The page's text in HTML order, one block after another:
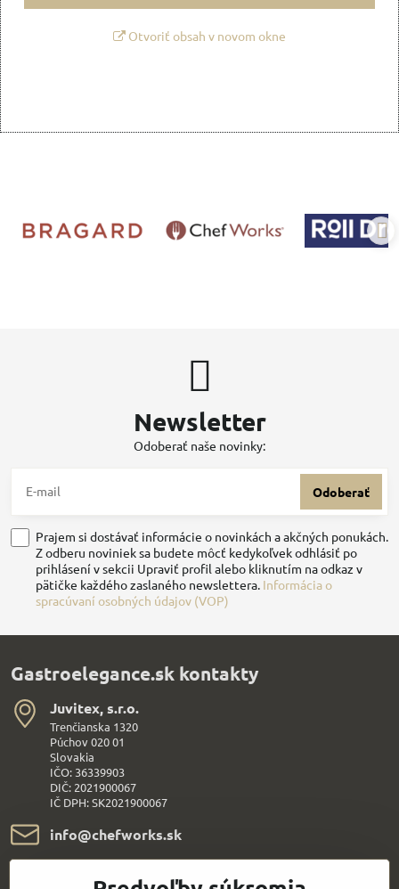
Otvoriť obsah v novom okne
Newsletter
Odoberať naše novinky:
Odoberať
Prajem si dostávať informácie o novinkách a akčných ponukách.
Z odberu noviniek sa budete môcť kedykoľvek odhlásiť po
prihlásení v sekcii Upraviť profil alebo kliknutím na odkaz v
pätičke každého zaslaného newslettera. Informácia o
spracúvaní osobných údajov (VOP)
Gastroelegance.sk kontakty
Juvitex, s​.r​.o​.
Trenčianska 1320
Púchov 020 01
Slovakia
IČO: 36339903
DIČ: 2021900067
IČ DPH: SK2021900067
info​@chefworks​.sk